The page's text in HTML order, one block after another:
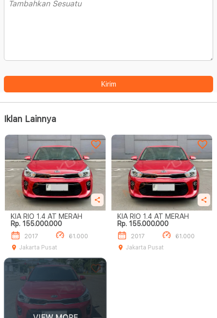
Kirim
Iklan Lainnya
KIA RIO 1.4 AT MERAH
Rp. 155.000.000
2017
61.000
Jakarta Pusat
KIA RIO 1.4 AT MERAH
Rp. 155.000.000
2017
61.000
Jakarta Pusat